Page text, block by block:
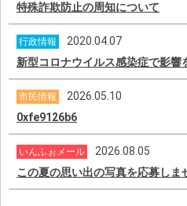
特殊詐欺防止の周知について
行政情報
2020.04.07
新型コロナウイルス感染症で影響
市民情報
2026.05.10
0xfe9126b6
いんふぉメール
2026.08.05
この夏の思い出の写真を応募しま